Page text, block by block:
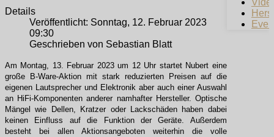
Details
Veröffentlicht: Sonntag, 12. Februar 2023
09:30
Geschrieben von Sebastian Blatt
Am Montag, 13. Februar 2023 um 12 Uhr startet Nubert eine
große B-Ware-Aktion mit stark reduzierten Preisen auf die
eigenen Lautsprecher und Elektronik aber auch einer Auswahl
an HiFi-Komponenten anderer namhafter Hersteller. Optische
Mängel wie Dellen, Kratzer oder Lackschäden haben dabei
keinen Einfluss auf die Funktion der Geräte. Außerdem
besteht bei allen Aktionsangeboten weiterhin die volle